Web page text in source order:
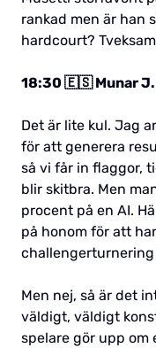
rankad men är han
hardcourt?
18:30 🇪🇸 Munar
Det är lite kul. Jag
för att generera
så vi får in flaggor,
blir skitbra. Men
procent på en AI.
på honom för att
challengerturnering
Men nej, så är det
väldigt, väldigt
spelare gör upp om